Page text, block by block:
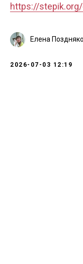
https://
Елена
2026-07-03 12:19